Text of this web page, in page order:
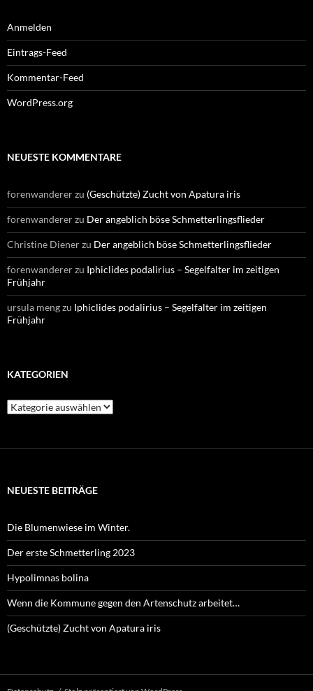
Anmelden
Eintrags-Feed
Kommentar-Feed
WordPress.org
NEUESTE KOMMENTARE
forenwandererzu (Geschützte) Zucht von Apatura iris
forenwandererzu Der angeblich böse Schmetterlingsflieder
Christine Dienerzu Der angeblich böse Schmetterlingsflieder
forenwandererzu Iphiclides podalirius – Segelfalter im zeitigen
Frühjahr
ursula mengzu Iphiclides podalirius – Segelfalter im zeitigen
Frühjahr
KATEGORIEN
Kategorien
NEUESTE BEITRÄGE
Die Blumenwiese im Winter.
Der erste Schmetterling 2023
Hypolimnas bolina
Wenn die Kommune gegen den Artenschutz arbeitet…
(Geschützte) Zucht von Apatura iris